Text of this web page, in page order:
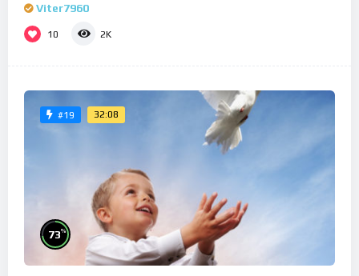
Viter7960
10 2K
#19 32:08
73%